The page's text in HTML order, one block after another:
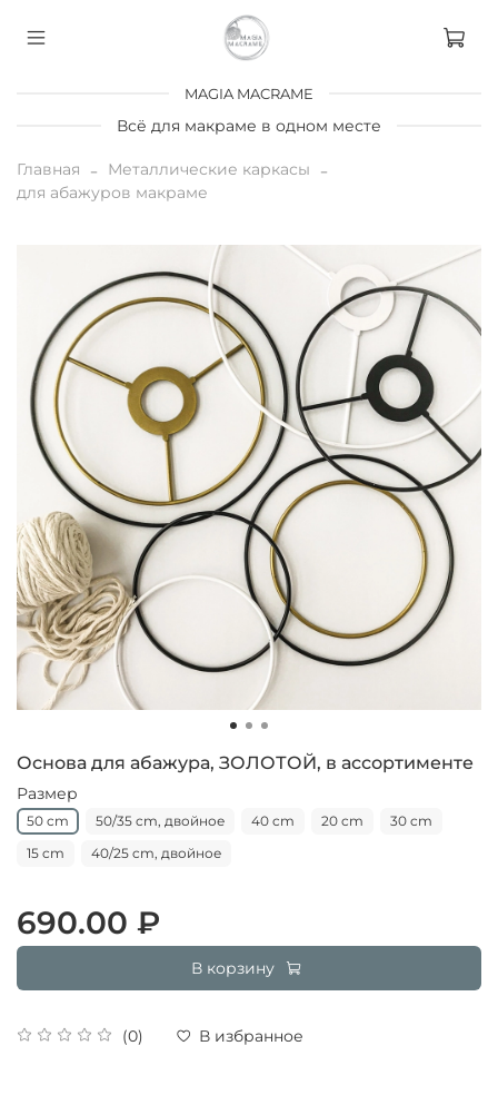
MAGIA MACRAME
Всё для макраме в одном месте
Главная
Металлические каркасы
для абажуров макраме
Основа для абажура, ЗОЛОТОЙ, в ассортименте
(0) В избранное
Размер
50 cm 50/35 cm, двойное 40 cm 20 cm
30 cm
15 cm
40/25 cm, двойное
690.00 ₽
В корзину